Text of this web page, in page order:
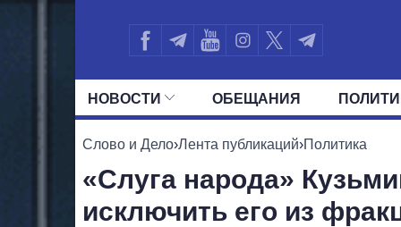
НОВОСТИ ОБЕЩАНИЯ
ВСЕ ПОЛИТИКИ ПРЕЗИДЕНТ И
Слово и Дело›Лента публикаций›Политика
«Слуга народа»
исключить его из